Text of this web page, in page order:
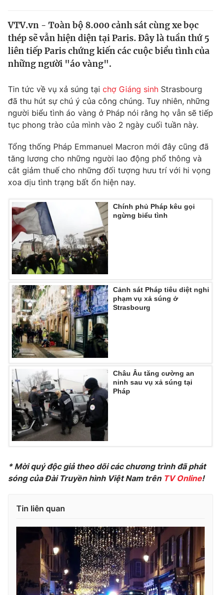
Thế giới
Tin tức
Thế giới đó đây
Câu chuyện quốc tế
Tài chính
Thị trường
Dữ liệu và đời sống
Phim VTV
Hậu trường
Khán giả
Giải sao mai
Giải trí
Điện ảnh
Âm nhạc
Sao
Du lịch
Làm đẹp
Chất lượng cuộc sống
Giáo dục
Tuyển sinh
Học trực tuyến
Công nghệ
Hitech Công nghệ tương lai
Sản phẩm
Thị trường
Tư vấn
Giao lưu trực tuyến
Lịch phát sóng
Chuyên mục khác
Emagazine Podcast
Photo Infographic
Video Shorts video
VTV Money VTV Thể thao
VTV Sức khoẻ Bất động sản
Thị trường 24h
Vươn mình bằng AI
VTV8
Liên hệ tòa soạn English
VTV.vn - Toàn bộ 8.000 cảnh sát cùng xe bọc
thép sẽ vẫn hiện diện tại Paris. Đây là tuần thứ 5
liên tiếp Paris chứng kiến các cuộc biểu tình của
những người "áo vàng".
Tin tức về vụ xả súng tại chợ Giáng sinh Strasbourg
đã thu hút sự chú ý của công chúng. Tuy nhiên, những
người biểu tình áo vàng ở Pháp nói rằng họ vẫn sẽ tiếp
tục phong trào của mình vào 2 ngày cuối tuần này.
Tổng thống Pháp Emmanuel Macron mới đây cũng đã
tăng lương cho những người lao động phổ thông và
cắt giảm thuế cho những đối tượng hưu trí với hi vọng
xoa dịu tình trạng bất ổn hiện nay.
Chính phủ Pháp kêu gọi
ngừng biểu tình
Cảnh sát Pháp tiêu diệt nghi
phạm vụ xả súng ở
Strasbourg
Châu Âu tăng cường an
ninh sau vụ xả súng tại
Pháp
* Mời quý độc giả theo dõi các chương trình đã phát
sóng của Đài Truyền hình Việt Nam trên TV Online!
Tin liên quan